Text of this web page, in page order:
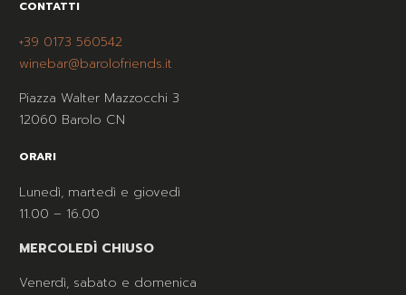
CONTATTI
+39 0173 560542
winebar@barolofriends.it
Piazza Walter Mazzocchi 3
12060 Barolo CN
ORARI
Lunedì, martedì e giovedì
11.00 – 16.00
MERCOLEDÌ CHIUSO
Venerdì, sabato e domenica